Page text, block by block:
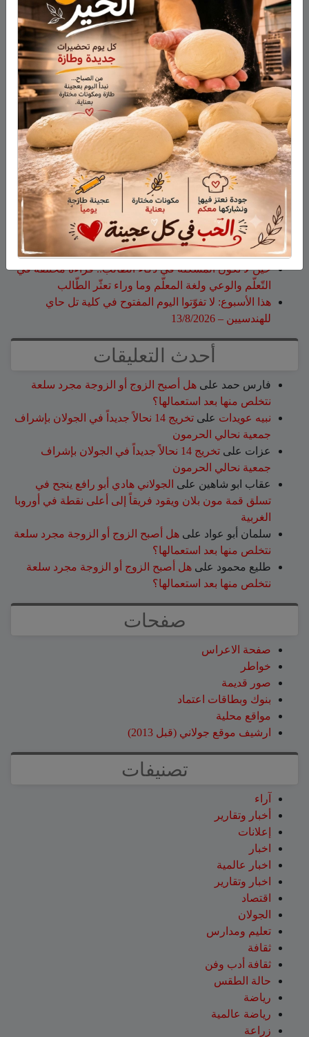
نشر فيسيارات
ابحث
أحدث المقالات
الجيش الإسرائيلي يعلن استكمال نحو 80% من حفر
التحصينات على طول الحدود في الجولان
وفاة المأسوف على شبابه إيهاب سليمان طراد من مجدل
شمس
وفاة السيدة أم صالح نجية سمارة من مجدل شمس
حين لا تكون المشكلة في ذكاء الطّالب.. قراءة مختلفة في
التّعلّم والوعي ولغة المعلّم وما وراء تعثّر الطّالب
هذا الأسبوع: لا تفوّتوا اليوم المفتوح في كلية تل حاي
للهندسيين – 13/8/2026
أحدث التعليقات
فارس حمد على هل أصبح الزوج أو الزوجة مجرد سلعة
نتخلص منها بعد استعمالها؟
نبيه عويدات على
تخريج 14 نحالاً جديداً في الجولان بإشراف
جمعية نحالي الحرمون
عزات على
تخريج 14 نحالاً جديداً في الجولان بإشراف
جمعية نحالي الحرمون
عقاب ابو شاهين على الجولاني هادي أبو رافع ينجح في
تسلق قمة مون بلان ويقود فريقاً إلى أعلى نقطة في أوروبا
الغربية
سلمان أبو عواد على هل أصبح الزوج أو الزوجة مجرد سلعة
نتخلص منها بعد استعمالها؟
طليع محمود على هل أصبح الزوج أو الزوجة مجرد سلعة
نتخلص منها بعد استعمالها؟
صفحات
صفحة الاعراس
خواطر
صور قديمة
بنوك وبطاقات اعتماد
مواقع محلية
ارشيف موقع جولاني (قبل 2013)
تصنيفات
آراء
أخبار وتقارير
إعلانات
اخبار
اخبار عالمية
اخبار وتقارير
اقتصاد
الجولان
تعليم ومدارس
ثقافة
ثقافة أدب وفن
حالة الطقس
رياضة
رياضة عالمية
زراعة